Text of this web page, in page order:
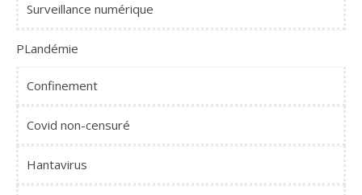
Surveillance numérique
PLandémie
Confinement
Covid non-censuré
Hantavirus